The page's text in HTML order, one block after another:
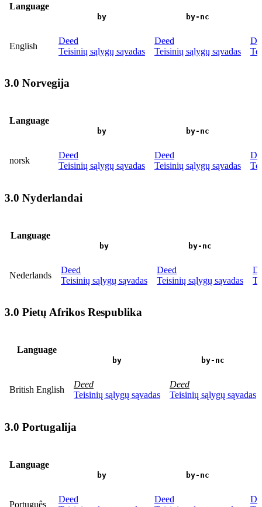
Language
by by-nc
English
Deed
Teisinių sąlygų sąvadas
Deed
Teisinių sąlygų sąvadas
3.0 Norvegija
Language
by by-nc
norsk
Deed
Teisinių sąlygų sąvadas
Deed
Teisinių sąlygų sąvadas
3.0 Nyderlandai
Language
by by-nc
Nederlands
Deed
Teisinių sąlygų sąvadas
Deed
Teisinių sąlygų sąvadas
3.0 Pietų Afrikos Respublika
Language
by by-nc
British English
Deed
Teisinių sąlygų sąvadas
Deed
Teisinių sąlygų sąvadas
3.0 Portugalija
Language
by by-nc
Português
Deed
Deed